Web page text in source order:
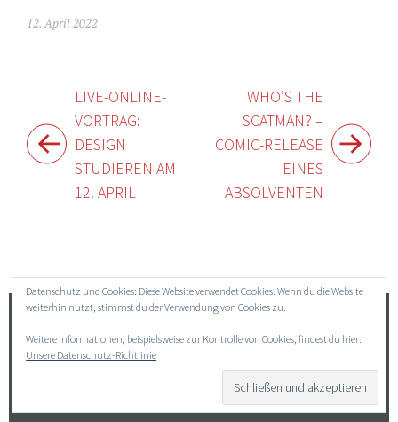
12. April 2022
Beitragsnavigation
LIVE-ONLINE-
VORTRAG:
DESIGN
STUDIEREN AM
12. APRIL
WHO’S THE
SCATMAN? –
COMIC-RELEASE
EINES
ABSOLVENTEN
Suchen
nach:
Datenschutz und Cookies: Diese Website verwendet Cookies. Wenn du die Website
weiterhin nutzt, stimmst du der Verwendung von Cookies zu.
Weitere Informationen, beispielsweise zur Kontrolle von Cookies, findest du hier:
Unsere Datenschutz-Richtlinie